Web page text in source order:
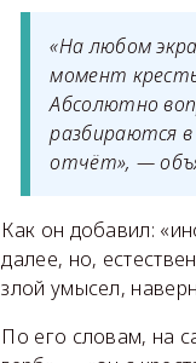
«На любом
момент
Абсолютно
разбираются
отчёт», —
Как он добавил:
далее, но,
злой умысел,
По его словам, на